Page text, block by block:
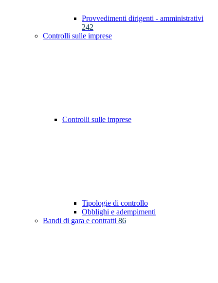
Provvedimenti dirigenti - amministrativi
242
Controlli sulle imprese
Controlli sulle imprese
Tipologie di controllo
Obblighi e adempimenti
Bandi di gara e contratti 86